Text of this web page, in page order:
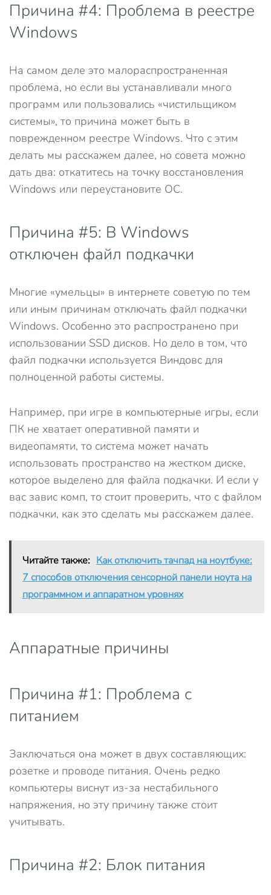
Причина #4: Проблема в реестре
Windows
На самом деле это малораспространенная
проблема, но если вы устанавливали много
программ или пользовались «чистильщиком
системы», то причина может быть в
поврежденном реестре Windows. Что с этим
делать мы расскажем далее, но совета можно
дать два: откатитесь на точку восстановления
Windows или переустановите ОС.
Причина #5: В Windows
отключен файл подкачки
Многие «умельцы» в интернете советую по тем
или иным причинам отключать файл подкачки
Windows. Особенно это распространено при
использовании SSD дисков. Но дело в том, что
файл подкачки используется Виндовс для
полноценной работы системы.
Например, при игре в компьютерные игры, если
ПК не хватает оперативной памяти и
видеопамяти, то система может начать
использовать пространство на жестком диске,
которое выделено для файла подкачки. И если у
вас завис комп, то стоит проверить, что с файлом
подкачки, как это сделать мы расскажем далее.
Читайте также: Как отключить тачпад на ноутбуке:
7 способов отключения сенсорной панели ноута на
программном и аппаратном уровнях
Аппаратные причины
Причина #1: Проблема с
питанием
Заключаться она может в двух составляющих:
розетке и проводе питания. Очень редко
компьютеры виснут из-за нестабильного
напряжения, но эту причину также стоит
учитывать.
Причина #2: Блок питания